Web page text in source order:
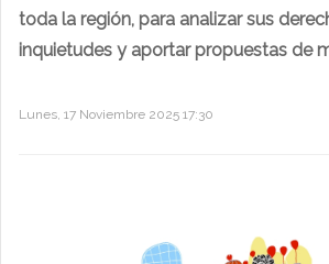
toda la región, para analizar sus
inquietudes y aportar propuestas de
Lunes, 17 Noviembre 2025 17:30